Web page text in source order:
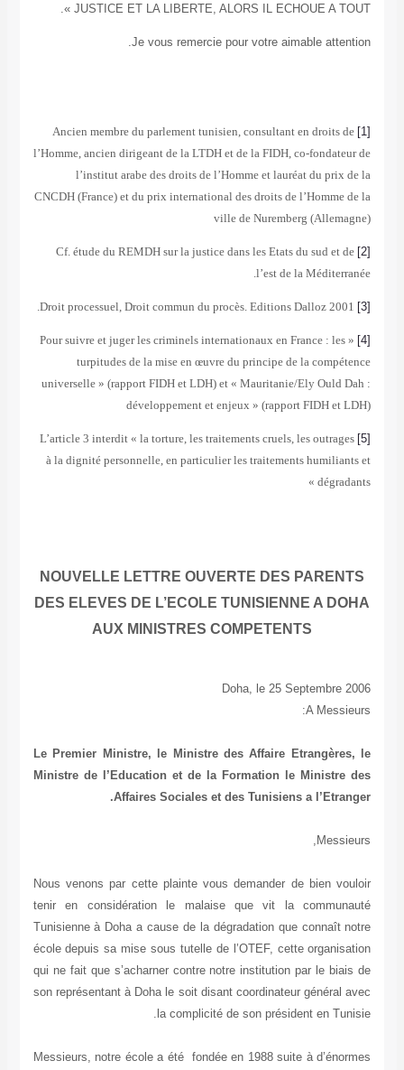
JUSTICE ET LA LIBERTE, ALORS IL ECHOUE A
Je vous remercie pour votre aimable
Ancien membre du parlement tunisien, consultant en
l’Homme, ancien dirigeant de la LTDH et de la FIDH, co-
l’institut arabe des droits de l’Homme et lauréat du
CNCDH (France) et du prix international des droits de
ville de Nuremberg
Cf. étude du REMDH sur la justice dans les Etats du sud
l’est de la
« Pour suivre et juger les criminels internationaux en France :
turpitudes de la mise en œuvre du principe de la
universelle » (rapport FIDH et LDH) et « Mauritanie/Ely
développement et enjeux » (rapport FIDH
L’article 3 interdit « la torture, les traitements cruels, les
à la dignité personnelle, en particulier les traitements
NOUVELLE LETTRE OUVERTE DES
DES ELEVES DE L’ECOLE TUNISIENNE A
AUX MINISTRES COMPETENTS
Doha, le 25
Le Premier Ministre, le Ministre des Affaire
Ministre de l’Education et de la Formation le
Affaires Sociales et des Tunisiens a
Nous venons par cette plainte vous demander de bien
tenir en considération le malaise que vit la
Tunisienne à Doha a cause de la dégradation que
école depuis sa mise sous tutelle de l’OTEF, cette
qui ne fait que s’acharner contre notre institution par le
son représentant à Doha le soit disant coordinateur
la complicité de son président en
Messieurs, notre école a été fondée en 1988 suite à